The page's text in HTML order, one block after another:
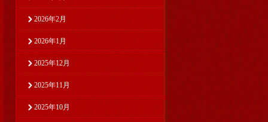
2026年2月
2026年1月
2025年12月
2025年11月
2025年10月